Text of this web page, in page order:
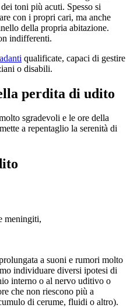
toni più acuti. Spesso si
con i propri cari, ma anche
della propria abitazione.
indifferenti.
qualificate, capaci di gestire
o disabili.
perdita di udito
sgradevoli e le ore della
a repentaglio la serenità di
meningiti,
a suoni e rumori molto
individuare diversi ipotesi di
interno o al nervo uditivo o
che non riescono più a
di cerume, fluidi o altro).